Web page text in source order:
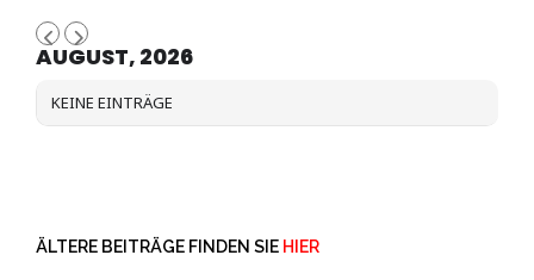
AUGUST, 2026
KEINE EINTRÄGE
ÄLTERE BEITRÄGE FINDEN SIE HIER